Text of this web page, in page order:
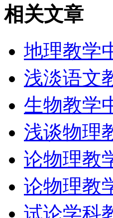
相关文章
地理教学
浅淡语文
生物教学
浅谈物理
论物理教
论物理教
试论学科